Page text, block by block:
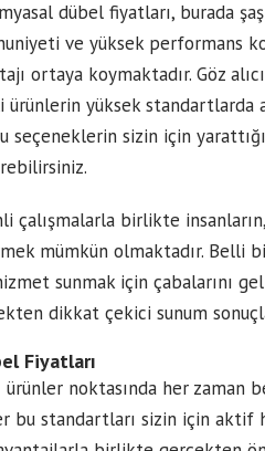
dübel fiyatları, burada
ve yüksek performans
ortaya koymaktadır. Göz
yüksek standartlarda
seçeneklerin sizin için
çalışmalarla birlikte
mümkün olmaktadır. Belli
sunmak için çabalarını
dikkat çekici sunum
Fiyatları
noktasında her
bu standartları sizin için aktif